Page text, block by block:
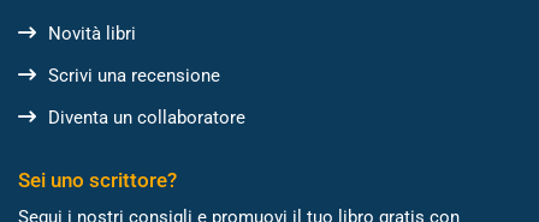
Novità libri
Scrivi una recensione
Diventa un collaboratore
Sei uno scrittore?
Segui i nostri consigli e promuovi il tuo libro gratis con